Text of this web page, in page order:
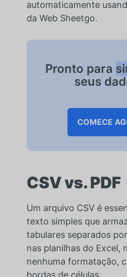
automaticamente
da Web Sheetgo.
Pronto para
seus
COMECE
CSV vs. PDF
Um arquivo CSV é
texto simples que
tabulares separados
nas planilhas do Excel,
nenhuma formatação,
bordas de células.